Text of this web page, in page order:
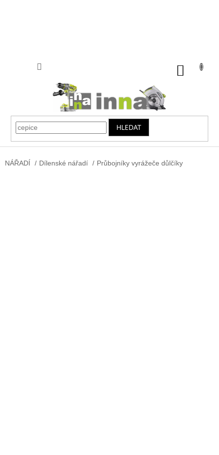
HLEDAT
NÁŘADÍ / Dílenské nářadí / Průbojníky vyrážeče důlčíky